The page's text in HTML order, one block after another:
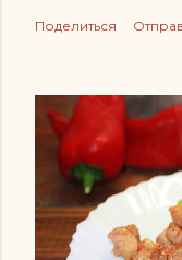
Поделиться